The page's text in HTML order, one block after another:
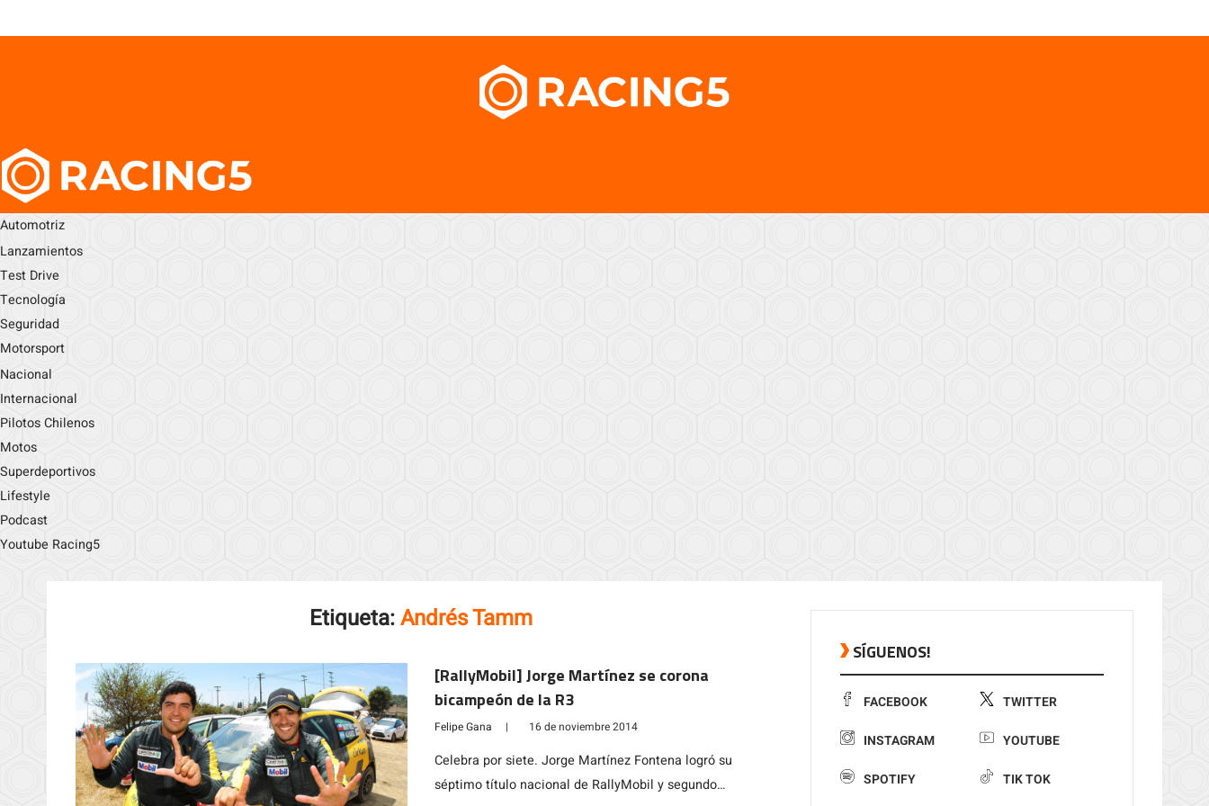
Automotriz
Lanzamientos
Test Drive
Tecnología
Seguridad
Motorsport
Nacional
Internacional
Pilotos Chilenos
Motos
Superdeportivos
Lifestyle
Podcast
Youtube Racing5
Etiqueta:Andrés Tamm
[RallyMobil] Jorge Martínez se corona
bicampeón de la R3
Felipe Gana | 16 de noviembre 2014
Celebra por siete. Jorge Martínez Fontena logró su
séptimo título nacional de RallyMobil y segundo
SÍGUENOS!
FACEBOOK TWITTER
INSTAGRAM YOUTUBE
SPOTIFY TIK TOK